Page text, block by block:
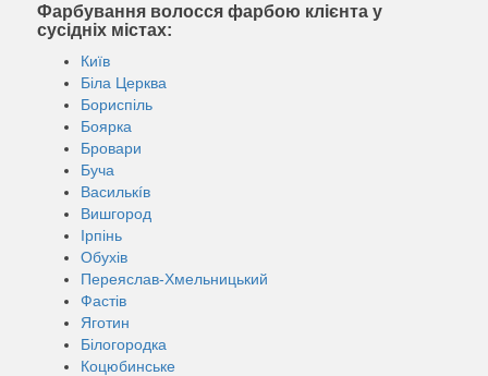
Фарбування волосся фарбою клієнта у
сусідніх містах:
Київ
Біла Церква
Бориспіль
Боярка
Бровари
Буча
Василькíв
Вишгород
Ірпінь
Обухів
Переяслав-Хмельницький
Фастів
Яготин
Білогородка
Коцюбинське